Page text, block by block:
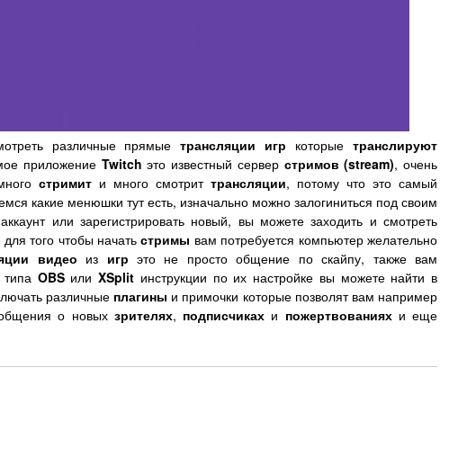
различные прямыетрансляции игр которыетранслируют
приложение Twitch это известный сервер стримов (stream), очень
стримит и много смотрит трансляции, потому что это самый
какие менюшки тут есть, изначально можно залогиниться под своим
или зарегистрировать новый, вы можете заходить и смотреть
для того чтобы начатьстримы вам потребуется компьютер желательно
видео из игр это не просто общение по скайпу, также вам
типа OBSилиXSplit инструкции по их настройке вы можете найти в
различные плагины и примочки которые позволят вам например
о новых зрителях, подписчиках и пожертвованияхи еще